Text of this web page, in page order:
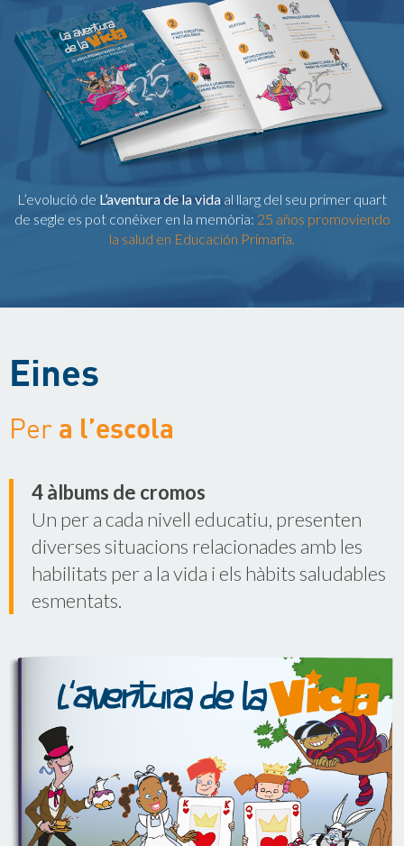
L’evolució de L’aventura de la vida al llarg del seu primer quart
de segle es pot conéixer en la memòria: 25 años promoviendo
la salud en Educación Primaria.
Eines
Per a l’escola
4 àlbums de cromos
Un per a cada nivell educatiu, presenten
diverses situacions relacionades amb les
habilitats per a la vida i els hàbits saludables
esmentats.